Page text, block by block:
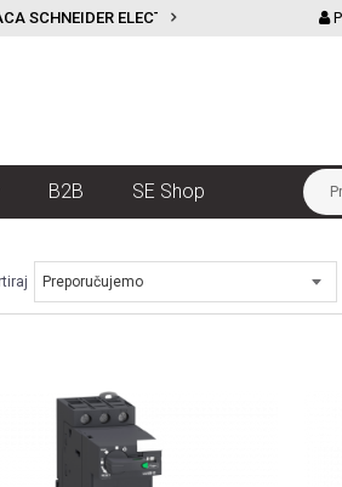
SCHNEIDER ELECTRIC VELIKI IZBOR
B2B SE Shop